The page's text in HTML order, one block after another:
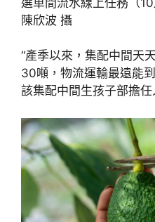
陳欣波 攝
“產季以來，集配中間天
30噸，物流運輸最遠能
該集配中間生孩子部擔任